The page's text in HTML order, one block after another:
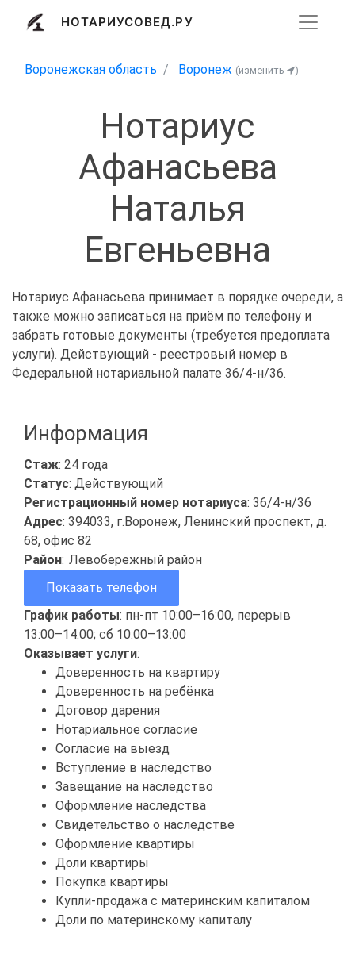
НОТАРИУСОВЕД.РУ
Воронежская область Воронеж (изменить )
Нотариус
Афанасьева
Наталья
Евгеньевна
Нотариус Афанасьева принимает в порядке очереди, а
также можно записаться на приём по телефону и
забрать готовые документы (требуется предоплата
услуги). Действующий - реестровый номер в
Федеральной нотариальной палате 36/4-н/36.
Информация
Стаж: 24 года
Статус: Действующий
Регистрационный номер нотариуса: 36/4-н/36
Адрес: 394033, г.Воронеж, Ленинский проспект, д.
68, офис 82
Район: Левобережный район
Показать телефон
График работы: пн-пт 10:00–16:00, перерыв
13:00–14:00; сб 10:00–13:00
Оказывает услуги:
Доверенность на квартиру
Доверенность на ребёнка
Договор дарения
Нотариальное согласие
Согласие на выезд
Вступление в наследство
Завещание на наследство
Оформление наследства
Свидетельство о наследстве
Оформление квартиры
Доли квартиры
Покупка квартиры
Купли-продажа с материнским капиталом
Доли по материнскому капиталу